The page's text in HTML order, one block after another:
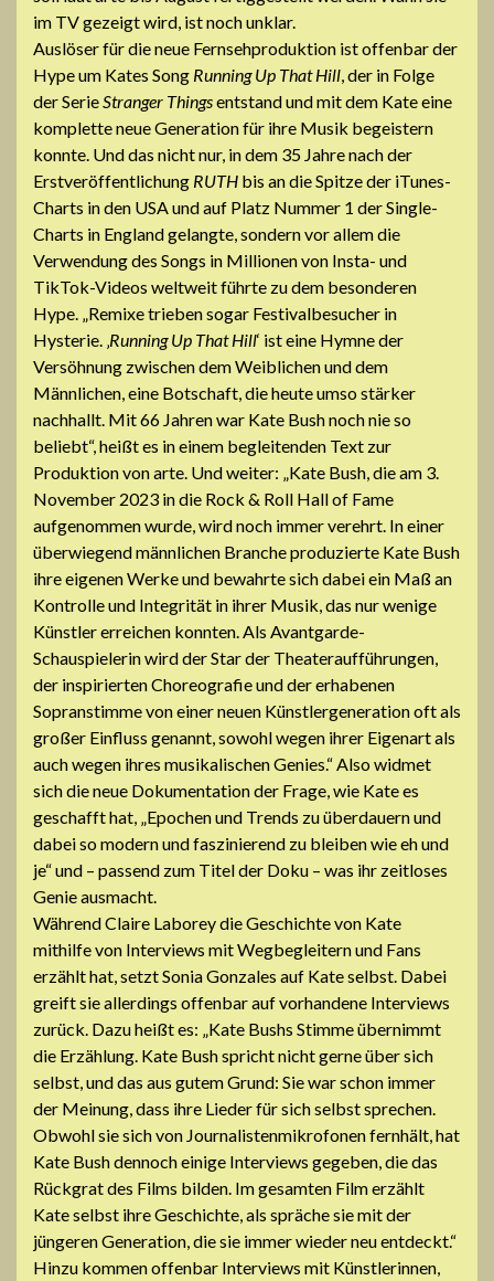
im TV gezeigt wird, ist noch unklar.
Auslöser für die neue Fernsehproduktion ist offenbar der
Hype um Kates Song Running Up That Hill, der in Folge
der SerieStranger Thingsentstand und mit dem Kate eine
komplette neue Generation für ihre Musik begeistern
konnte. Und das nicht nur, in dem 35 Jahre nach der
Erstveröffentlichung RUTH bis an die Spitze der iTunes-
Charts in den USA und auf Platz Nummer 1 der Single-
Charts in England gelangte, sondern vor allem die
Verwendung des Songs in Millionen von Insta- und
TikTok-Videos weltweit führte zu dem besonderen
Hype. „Remixe trieben sogar Festivalbesucher in
Hysterie. ‚Running Up That Hill‘ ist eine Hymne der
Versöhnung zwischen dem Weiblichen und dem
Männlichen, eine Botschaft, die heute umso stärker
nachhallt. Mit 66 Jahren war Kate Bush noch nie so
beliebt“, heißt es in einem begleitenden Text zur
Produktion von arte. Und weiter: „Kate Bush, die am 3.
November 2023 in die Rock & Roll Hall of Fame
aufgenommen wurde, wird noch immer verehrt. In einer
überwiegend männlichen Branche produzierte Kate Bush
ihre eigenen Werke und bewahrte sich dabei ein Maß an
Kontrolle und Integrität in ihrer Musik, das nur wenige
Künstler erreichen konnten. Als Avantgarde-
Schauspielerin wird der Star der Theateraufführungen,
der inspirierten Choreografie und der erhabenen
Sopranstimme von einer neuen Künstlergeneration oft als
großer Einfluss genannt, sowohl wegen ihrer Eigenart als
auch wegen ihres musikalischen Genies.“ Also widmet
sich die neue Dokumentation der Frage, wie Kate es
geschafft hat, „Epochen und Trends zu überdauern und
dabei so modern und faszinierend zu bleiben wie eh und
je“ und – passend zum Titel der Doku – was ihr zeitloses
Genie ausmacht.
Während Claire Laborey die Geschichte von Kate
mithilfe von Interviews mit Wegbegleitern und Fans
erzählt hat, setzt Sonia Gonzales auf Kate selbst. Dabei
greift sie allerdings offenbar auf vorhandene Interviews
zurück. Dazu heißt es: „Kate Bushs Stimme übernimmt
die Erzählung. Kate Bush spricht nicht gerne über sich
selbst, und das aus gutem Grund: Sie war schon immer
der Meinung, dass ihre Lieder für sich selbst sprechen.
Obwohl sie sich von Journalistenmikrofonen fernhält, hat
Kate Bush dennoch einige Interviews gegeben, die das
Rückgrat des Films bilden. Im gesamten Film erzählt
Kate selbst ihre Geschichte, als spräche sie mit der
jüngeren Generation, die sie immer wieder neu entdeckt.“
Hinzu kommen offenbar Interviews mit Künstlerinnen,